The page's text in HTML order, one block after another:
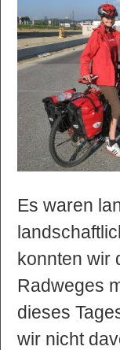
Es waren
konnten wir
Radweges
dieses
wir nicht